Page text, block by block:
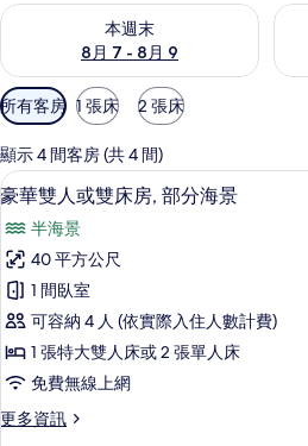
本週末
8月 7 - 8月 9
查看本週末 (8月 7 - 8月 9) 的供應情況
查
可
用
的
客
房
篩
選
條
件
所有客房 1 張床 2 張床
顯示 4 間客房 (共 4 間)
顯
示
豪
華
雙
人
或
雙
床
豪
23
豪華雙人或雙床房, 部分海景
半海景
40 平方公尺
1 間臥室
可容納 4 人 (依實際入住人數計費)
1 張特大雙人床或 2 張單人床
免費無線上網
更多資訊
更